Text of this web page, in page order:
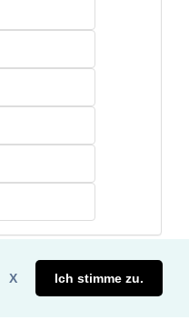
X Ich stimme zu.